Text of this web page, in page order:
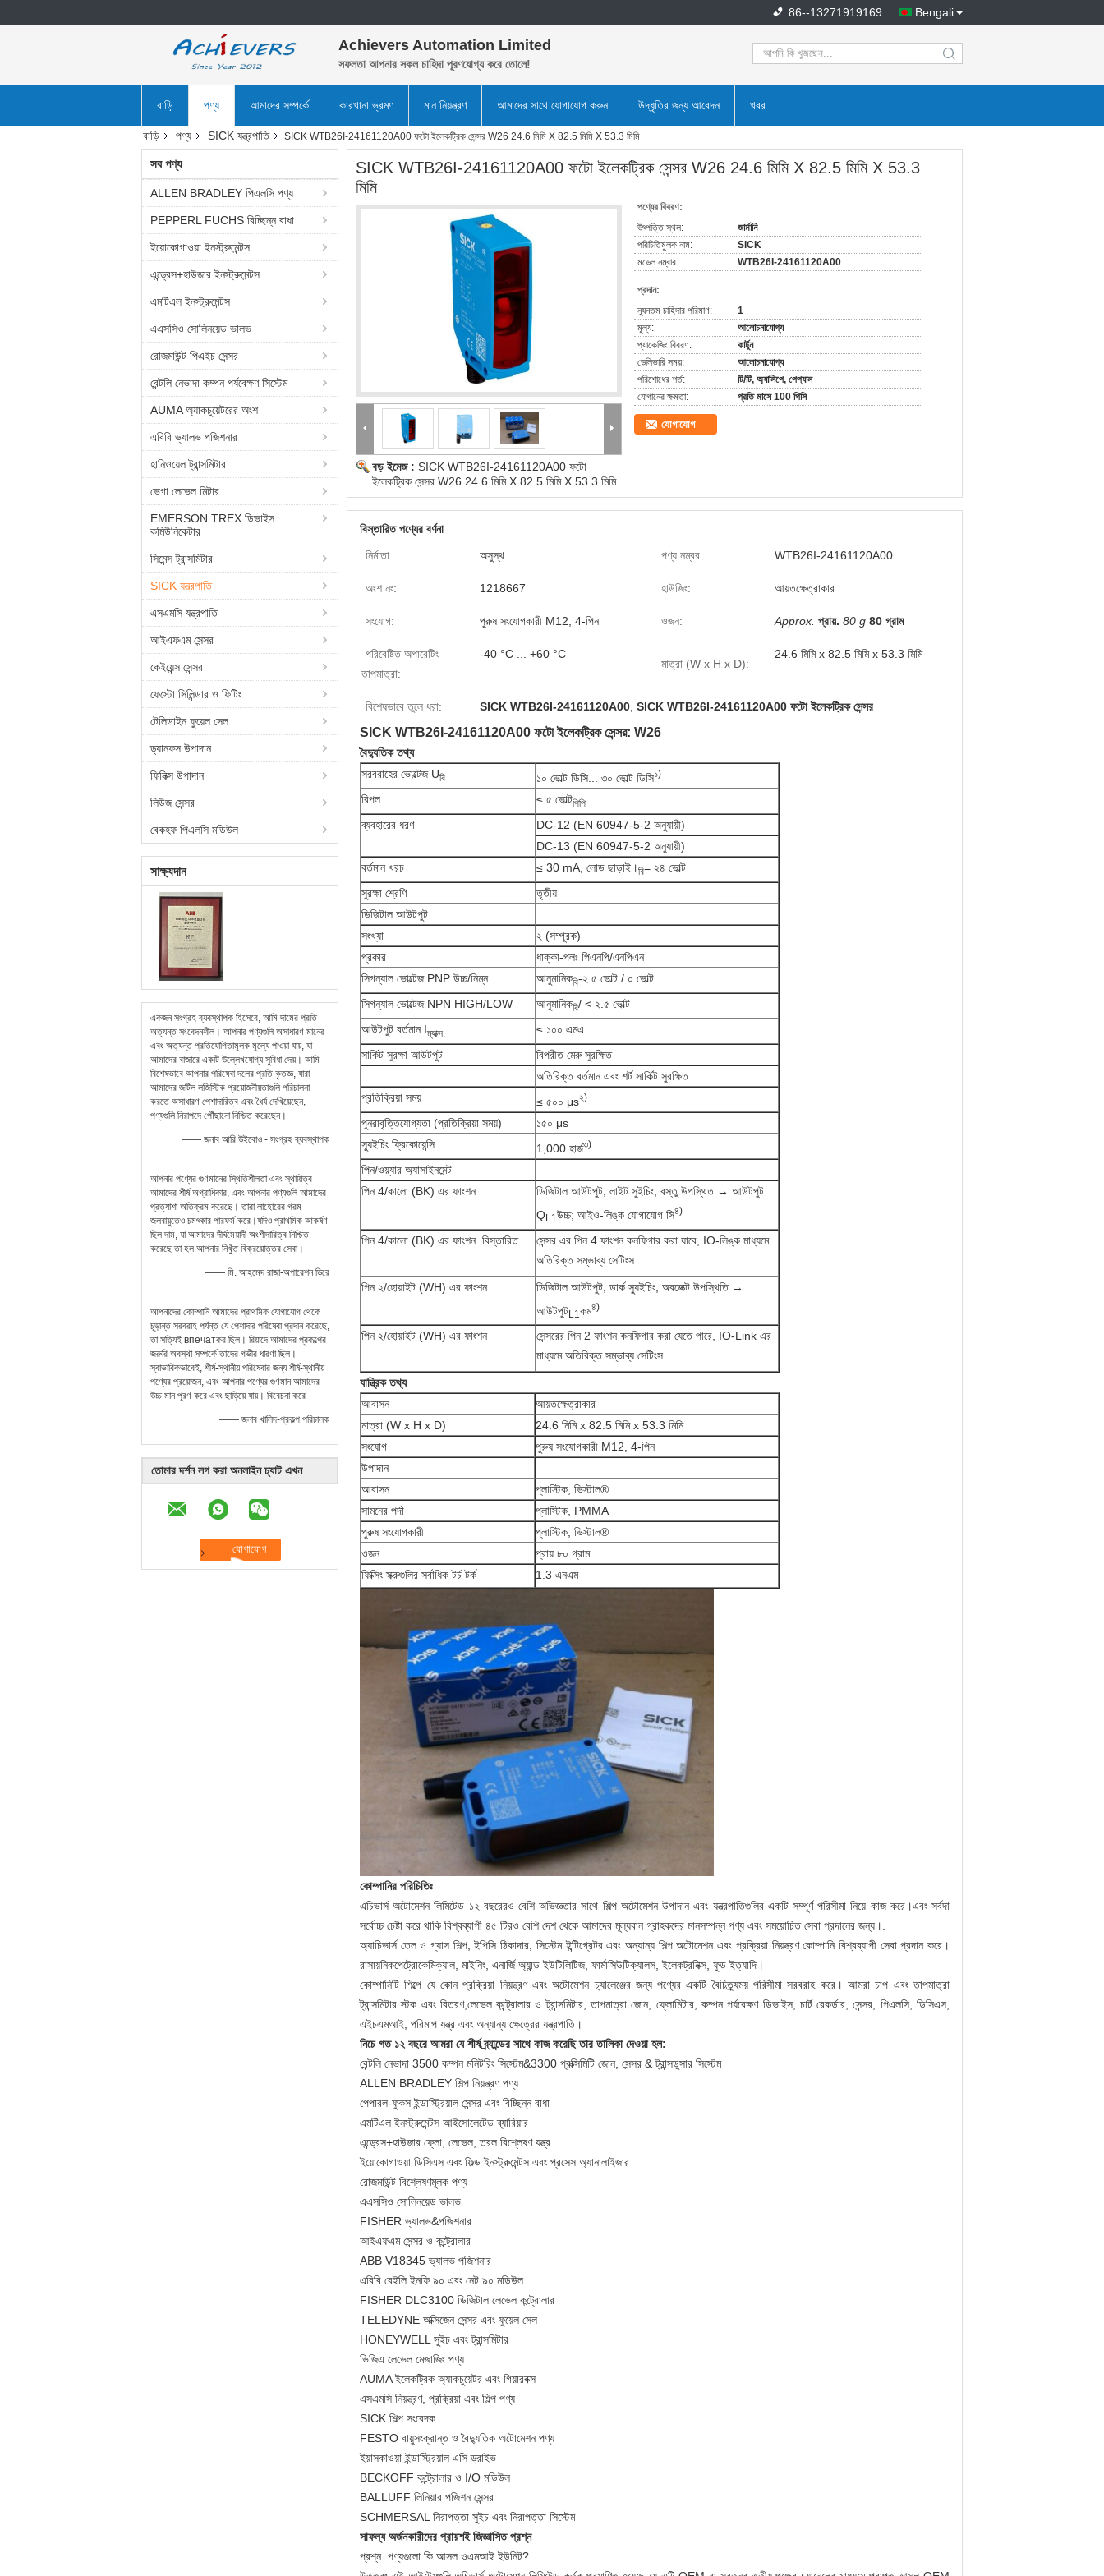
Bengali
86--13271919169
Achievers Automation Limited
সফলতা আপনার সকল চাহিদা পূরণযোগ্য করে তোলে! search
বাড়ি পণ্য আমাদের সম্পর্কে কারখানা ভ্রমণ মান নিয়ন্ত্রণ আমাদের সাথে যোগাযোগ করুন উদ্ধৃতির জন্য আবেদন খবর
বাড়ি পণ্য SICK যন্ত্রপাতি SICK WTB26I-24161120A00 ফটো ইলেকট্রিক সেন্সর W26 24.6 মিমি X 82.5 মিমি X 53.3 মিমি
সব পণ্য
ALLEN BRADLEY পিএলসি পণ্য
PEPPERL FUCHS বিচ্ছিন্ন বাধা
ইয়োকোগাওয়া ইনস্ট্রুমেন্টস
এন্ড্রেস+হাউজার ইনস্ট্রুমেন্টস
এমটিএল ইনস্ট্রুমেন্টস
এএসসিও সোলিনয়েড ভালভ
রোজমাউন্ট পিএইচ সেন্সর
বেন্টলি নেভাদা কম্পন পর্যবেক্ষণ সিস্টেম
AUMA অ্যাকচুয়েটরের অংশ
এবিবি ভ্যালভ পজিশনার
হানিওয়েল ট্রান্সমিটার
ভেগা লেভেল মিটার
EMERSON TREX ডিভাইস
কমিউনিকেটার
সিমেন্স ট্রান্সমিটার
SICK যন্ত্রপাতি
এসএমসি যন্ত্রপাতি
আইএফএম সেন্সর
কেইয়েন্স সেন্সর
ফেস্টো সিলিন্ডার ও ফিটিং
টেলিডাইন ফুয়েল সেল
ড্যানফস উপাদান
ফিনিক্স উপাদান
লিউজ সেন্সর
বেকহফ পিএলসি মডিউল
সাক্ষ্যদান
একজন সংগ্রহ ব্যবস্থাপক হিসেবে, আমি দামের প্রতি
অত্যন্ত সংবেদনশীল। আপনার পণ্যগুলি অসাধারণ মানের
এবং অত্যন্ত প্রতিযোগিতামূলক মূল্যে পাওয়া যায়, যা
আমাদের বাজারে একটি উল্লেখযোগ্য সুবিধা দেয়। আমি
বিশেষভাবে আপনার পরিষেবা দলের প্রতি কৃতজ্ঞ, যারা
আমাদের জটিল লজিস্টিক প্রয়োজনীয়তাগুলি পরিচালনা
করতে অসাধারণ পেশাদারিত্ব এবং ধৈর্য দেখিয়েছেন,
পণ্যগুলি নিরাপদে পৌঁছানো নিশ্চিত করেছেন।
—— জনাব আরি উইবোও - সংগ্রহ ব্যবস্থাপক
আপনার পণ্যের গুণমানের স্থিতিশীলতা এবং স্থায়িত্ব
আমাদের শীর্ষ অগ্রাধিকার, এবং আপনার পণ্যগুলি আমাদের
প্রত্যাশা অতিক্রম করেছে। তারা লাহোরের গরম
জলবায়ুতেও চমৎকার পারফর্ম করে।যদিও প্রাথমিক আকর্ষণ
ছিল দাম, যা আমাদের দীর্ঘমেয়াদী অংশীদারিত্ব নিশ্চিত
করেছে তা হল আপনার নিখুঁত বিক্রয়োত্তর সেবা।
—— মি. আহমেদ রাজা-অপারেশন ডিরে
আপনাদের কোম্পানি আমাদের প্রাথমিক যোগাযোগ থেকে
চূড়ান্ত সরবরাহ পর্যন্ত যে পেশাদার পরিষেবা প্রদান করেছে,
তা সত্যিই впечатকর ছিল। রিয়াদে আমাদের প্রকল্পের
জরুরি অবস্থা সম্পর্কে তাদের গভীর ধারণা ছিল।
স্বাভাবিকভাবেই, শীর্ষ-স্থানীয় পরিষেবার জন্য শীর্ষ-স্থানীয়
পণ্যের প্রয়োজন, এবং আপনার পণ্যের গুণমান আমাদের
উচ্চ মান পূরণ করে এবং ছাড়িয়ে যায়। বিবেচনা করে
—— জনাব খালিদ-প্রকল্প পরিচালক
তোমার দর্শন লগ করা অনলাইন চ্যাট এখন
SICK WTB26I-24161120A00 ফটো ইলেকট্রিক সেন্সর W26 24.6 মিমি X 82.5 মিমি X 53.3
মিমি
বড় ইমেজ : SICK WTB26I-24161120A00 ফটো
ইলেকট্রিক সেন্সর W26 24.6 মিমি X 82.5 মিমি X 53.3 মিমি
পণ্যের বিবরণ:
উৎপত্তি স্থল:
জার্মানি
পরিচিতিমুলক নাম:
SICK
মডেল নম্বার:
WTB26I-24161120A00
প্রদান:
ন্যূনতম চাহিদার পরিমাণ:
1
মূল্য:
আলোচনাযোগ্য
প্যাকেজিং বিবরণ:
কার্টুন
ডেলিভারি সময়:
আলোচনাযোগ্য
পরিশোধের শর্ত:
টি/টি, অ্যালিপে, পেপ্যাল
যোগানের ক্ষমতা:
প্রতি মাসে 100 পিসি
যোগাযোগ
বিস্তারিত পণ্যের বর্ণনা
নির্মাতা:
অসুস্থ পণ্য নম্বর: WTB26I-24161120A00
অংশ নং: 1218667 হাউজিং: আয়তক্ষেত্রাকার
সংযোগ: পুরুষ সংযোগকারী M12, 4-পিন ওজন: Approx. প্রায়. 80 g 80 গ্রাম
পরিবেষ্টিত অপারেটিং
তাপমাত্রা:
-40 °C ... +60 °C
মাত্রা (W x H x D):
24.6 মিমি x 82.5 মিমি x 53.3 মিমি
বিশেষভাবে তুলে ধরা: SICK WTB26I-24161120A00 SICK WTB26I-24161120A00 ফটো ইলেকট্রিক সেন্সর
SICK WTB26I-24161120A00 ফটো ইলেকট্রিক সেন্সর: W26
বৈদ্যুতিক তথ্য
সরবরাহের ভোল্টেজ Uবি ১০ ভোল্ট ডিসি... ৩০ ভোল্ট ডিসি১)
রিপল ≤ ৫ ভোল্টপিপি
ব্যবহারের ধরণ
DC-12 (EN 60947-5-2 অনুযায়ী)
DC-13 (EN 60947-5-2 অনুযায়ী)
বর্তমান খরচ
≤ 30 mA, লোড ছাড়াই।বি= ২৪ ভোল্ট
সুরক্ষা শ্রেণি
তৃতীয়
ডিজিটাল আউটপুট
সংখ্যা
২ (সম্পূরক)
প্রকার
ধাক্কা-পলঃ পিএনপি/এনপিএন
সিগন্যাল ভোল্টেজ PNP উচ্চ/নিম্ন
আনুমানিকবি-২.৫ ভোল্ট / ০ ভোল্ট
সিগন্যাল ভোল্টেজ NPN HIGH/LOW
আনুমানিকবি/ < ২.৫ ভোল্ট
আউটপুট বর্তমান Iম্যাক্স.
≤ ১০০ এমএ
সার্কিট সুরক্ষা আউটপুট
বিপরীত মেরু সুরক্ষিত
অতিরিক্ত বর্তমান এবং শর্ট সার্কিট সুরক্ষিত
প্রতিক্রিয়া সময়
≤ ৫০০ μs২)
পুনরাবৃত্তিযোগ্যতা (প্রতিক্রিয়া সময়)
১৫০ μs
স্যুইচিং ফ্রিকোয়েন্সি
1,000 হার্জ৩)
পিন/ওয়্যার অ্যাসাইনমেন্ট
পিন 4/কালো (BK) এর ফাংশন
ডিজিটাল আউটপুট, লাইট সুইচিং, বস্তু উপস্থিত → আউটপুট
Q L1 উচ্চ; আইও-লিঙ্ক যোগাযোগ সি৪)
পিন 4/কালো (BK) এর ফাংশন ️ বিস্তারিত
সেন্সর এর পিন 4 ফাংশন কনফিগার করা যাবে, IO-লিঙ্ক মাধ্যমে
অতিরিক্ত সম্ভাব্য সেটিংস
পিন ২/হোয়াইট (WH) এর ফাংশন
ডিজিটাল আউটপুট, ডার্ক স্যুইচিং, অবজেক্ট উপস্থিতি →
আউটপুট L1 কম৪)
পিন ২/হোয়াইট (WH) এর ফাংশন
সেন্সরের পিন 2 ফাংশন কনফিগার করা যেতে পারে, IO-Link এর
মাধ্যমে অতিরিক্ত সম্ভাব্য সেটিংস
যান্ত্রিক তথ্য
আবাসন
আয়তক্ষেত্রাকার
মাত্রা (W x H x D)
24.6 মিমি x 82.5 মিমি x 53.3 মিমি
সংযোগ
পুরুষ সংযোগকারী M12, 4-পিন
উপাদান
আবাসন
প্লাস্টিক, ভিস্টাল®
সামনের পর্দা
প্লাস্টিক, PMMA
পুরুষ সংযোগকারী
প্লাস্টিক, ভিস্টাল®
ওজন
প্রায় ৮০ গ্রাম
ফিক্সিং স্ক্রুগুলির সর্বাধিক টর্চ টর্ক
1.3 এনএম
কোম্পানির পরিচিতিঃ
এচিভার্স অটোমেশন লিমিটেড ১২ বছরেরও বেশি অভিজ্ঞতার সাথে শিল্প অটোমেশন উপাদান এবং যন্ত্রপাতিগুলির একটি সম্পূর্ণ পরিসীমা নিয়ে কাজ করে।এবং সর্বদা
সর্বোচ্চ চেষ্টা করে থাকি বিশ্বব্যাপী ৪৫ টিরও বেশি দেশ থেকে আমাদের মূল্যবান গ্রাহকদের মানসম্পন্ন পণ্য এবং সময়োচিত সেবা প্রদানের জন্য।.
অ্যাচিভার্স তেল ও গ্যাস শিল্প, ইপিসি ঠিকাদার, সিস্টেম ইন্টিগ্রেটর এবং অন্যান্য শিল্প অটোমেশন এবং প্রক্রিয়া নিয়ন্ত্রণ কোম্পানি বিশ্বব্যাপী সেবা প্রদান করে।
রাসায়নিকপেট্রোকেমিক্যাল, মাইনিং, এনার্জি অ্যান্ড ইউটিলিটিজ, ফার্মাসিউটিক্যালস, ইলেকট্রনিক্স, ফুড ইত্যাদি।
কোম্পানিটি শিল্পে যে কোন প্রক্রিয়া নিয়ন্ত্রণ এবং অটোমেশন চ্যালেঞ্জের জন্য পণ্যের একটি বৈচিত্র্যময় পরিসীমা সরবরাহ করে। আমরা চাপ এবং তাপমাত্রা
ট্রান্সমিটার স্টক এবং বিতরণ,লেভেল কন্ট্রোলার ও ট্রান্সমিটার, তাপমাত্রা জোন, ফ্লোমিটার, কম্পন পর্যবেক্ষণ ডিভাইস, চার্ট রেকর্ডার, সেন্সর, পিএলসি, ডিসিএস,
এইচএমআই, পরিমাপ যন্ত্র এবং অন্যান্য ক্ষেত্রের যন্ত্রপাতি।
নিচে গত ১২ বছরে আমরা যে শীর্ষ ব্র্যান্ডের সাথে কাজ করেছি তার তালিকা দেওয়া হল:
বেন্টলি নেভাদা 3500 কম্পন মনিটরিং সিস্টেম&3300 প্রক্সিমিটি জোন, সেন্সর & ট্রান্সডুসার সিস্টেম
ALLEN BRADLEY শিল্প নিয়ন্ত্রণ পণ্য
পেপারল-ফুকস ইন্ডাস্ট্রিয়াল সেন্সর এবং বিচ্ছিন্ন বাধা
এমটিএল ইনস্ট্রুমেন্টস আইসোলেটেড ব্যারিয়ার
এন্ড্রেস+হাউজার ফ্লো, লেভেল, তরল বিশ্লেষণ যন্ত্র
ইয়োকোগাওয়া ডিসিএস এবং ফিল্ড ইনস্ট্রুমেন্টস এবং প্রসেস অ্যানালাইজার
রোজমাউন্ট বিশ্লেষণমূলক পণ্য
এএসসিও সোলিনয়েড ভালভ
FISHER ভ্যালভ&পজিশনার
আইএফএম সেন্সর ও কন্ট্রোলার
ABB V18345 ভ্যালভ পজিশনার
এবিবি বেইলি ইনফি ৯০ এবং নেট ৯০ মডিউল
FISHER DLC3100 ডিজিটাল লেভেল কন্ট্রোলার
TELEDYNE অক্সিজেন সেন্সর এবং ফুয়েল সেল
HONEYWELL সুইচ এবং ট্রান্সমিটার
ভিজিএ লেভেল মেজাজিং পণ্য
AUMA ইলেকট্রিক অ্যাকচুয়েটর এবং গিয়ারবক্স
এসএমসি নিয়ন্ত্রণ, প্রক্রিয়া এবং শিল্প পণ্য
SICK শিল্প সংবেদক
FESTO বায়ুসংক্রান্ত ও বৈদ্যুতিক অটোমেশন পণ্য
ইয়াসকাওয়া ইন্ডাস্ট্রিয়াল এসি ড্রাইভ
BECKOFF কন্ট্রোলার ও I/O মডিউল
BALLUFF লিনিয়ার পজিশন সেন্সর
SCHMERSAL নিরাপত্তা সুইচ এবং নিরাপত্তা সিস্টেম
সাফল্য অর্জনকারীদের প্রায়শই জিজ্ঞাসিত প্রশ্ন
প্রশ্ন: পণ্যগুলো কি আসল ওএমআই ইউনিট?